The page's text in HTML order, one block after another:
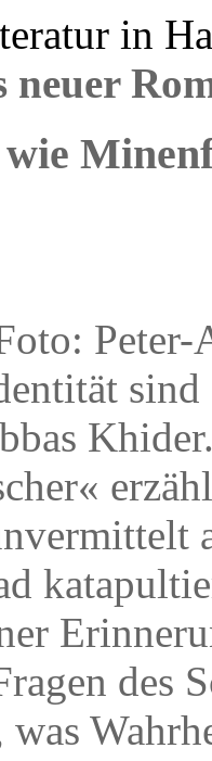
in
Peter-
sind
des